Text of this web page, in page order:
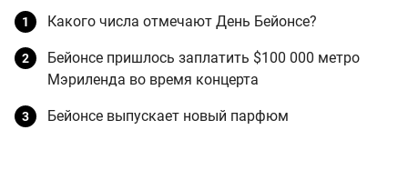
Какого числа отмечают День Бейонсе?
Бейонсе пришлось заплатить $100 000 метро
Мэриленда во время концерта
Бейонсе выпускает новый парфюм